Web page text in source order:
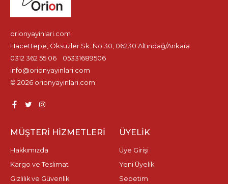
orionyayinlari.com
Hacettepe, Öksüzler Sk. No:30, 06230 Altındağ/Ankara
0312 362 55 06
05331689506
info@orionyayinlari.com
© 2026 orionyayinlari.com
MÜŞTERI HIZMETLERI
Hakkımızda
Kargo ve Teslimat
Gizlilik ve Güvenlik
ÜYELIK
Üye Girişi
Yeni Üyelik
Sepetim